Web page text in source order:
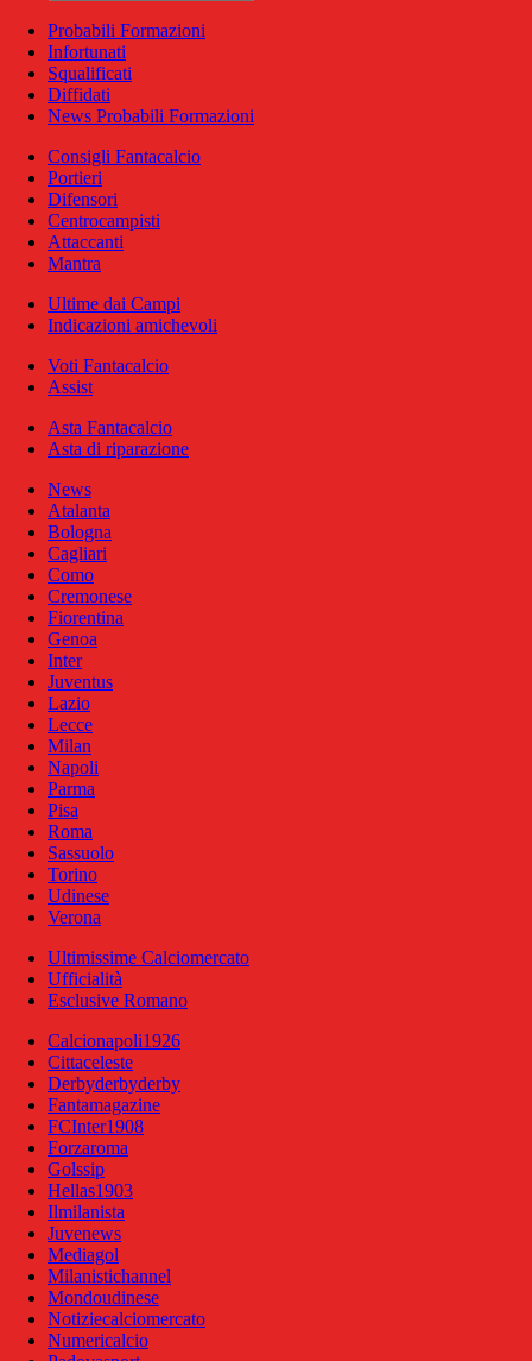
Probabili Formazioni
Infortunati
Squalificati
Diffidati
News Probabili Formazioni
Consigli Fantacalcio
Portieri
Difensori
Centrocampisti
Attaccanti
Mantra
Ultime dai Campi
Indicazioni amichevoli
Voti Fantacalcio
Assist
Asta Fantacalcio
Asta di riparazione
News
Atalanta
Bologna
Cagliari
Como
Cremonese
Fiorentina
Genoa
Inter
Juventus
Lazio
Lecce
Milan
Napoli
Parma
Pisa
Roma
Sassuolo
Torino
Udinese
Verona
Ultimissime Calciomercato
Ufficialità
Esclusive Romano
Calcionapoli1926
Cittaceleste
Derbyderbyderby
Fantamagazine
FCInter1908
Forzaroma
Golssip
Hellas1903
Ilmilanista
Juvenews
Mediagol
Milanistichannel
Mondoudinese
Notiziecalciomercato
Numericalcio